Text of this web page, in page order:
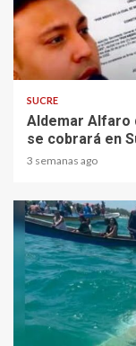
2 min read
SUCRE
Aldemar Alfaro
se cobrará en
3 semanas ago